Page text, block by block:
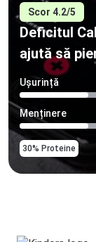
Scor 4.2/5
Deficitul
ajută să
Ușurință
Menținere
30% Proteine